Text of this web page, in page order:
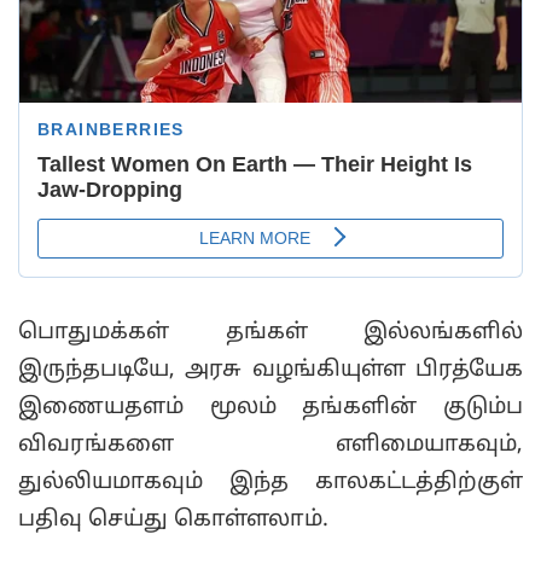
பொதுமக்கள் தங்கள் இல்லங்களில்
இருந்தபடியே, அரசு வழங்கியுள்ள பிரத்யேக
இணையதளம் மூலம் தங்களின் குடும்ப
விவரங்களை எளிமையாகவும்,
துல்லியமாகவும் இந்த காலகட்டத்திற்குள்
பதிவு செய்து கொள்ளலாம்.